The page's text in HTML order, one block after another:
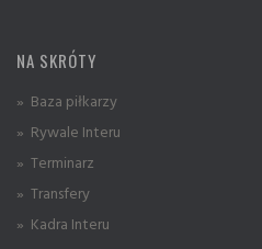
NA SKRÓTY
» Baza piłkarzy
» Rywale Interu
» Terminarz
» Transfery
» Kadra Interu